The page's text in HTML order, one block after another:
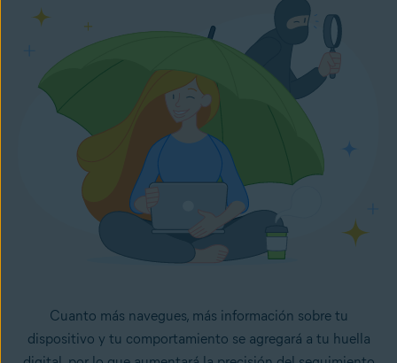
Cuanto más navegues, más información sobre tu
dispositivo y tu comportamiento se agregará a tu huella